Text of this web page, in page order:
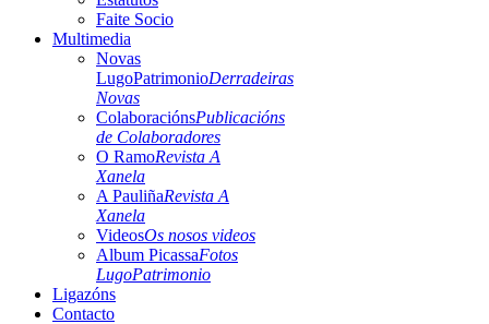
Faite Socio
Multimedia
Novas
LugoPatrimonioDerradeiras
Novas
ColaboraciónsPublicacións
de Colaboradores
O RamoRevista A
Xanela
A PauliñaRevista A
Xanela
VideosOs nosos videos
Album PicassaFotos
LugoPatrimonio
Ligazóns
Contacto